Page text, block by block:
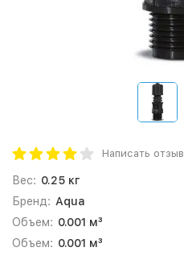
Написать отзыв
Вес: 0.25 кг
Бренд: Aqua
Объем: 0.001 м³
Объем: 0.001 м³